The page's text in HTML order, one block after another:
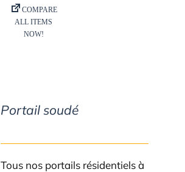
Portail soudé
Tous nos portails résidentiels à